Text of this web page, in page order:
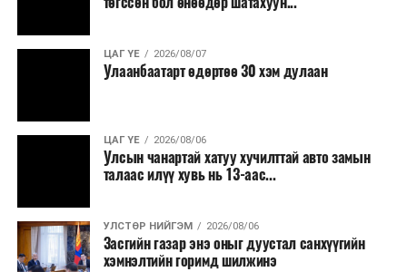
салбар бүрдээ урсгал зардлыг 20 хувиар бууруулах,
нөхөн томилгоо хийхгүй байх, аялал, амралт, зугаалга,
хамт олны урлаг, спортын арга хэмжээг зохион
байгуулахгүй байх, төрийн албанд шинэ орон тоо бий
сургалтыг цахим хэлбэрт шилжүүлэх, төрийн албан
хаагчдыг зарим өдрүүдэд цахимаар ажиллуулах арга
хэмжээг үргэлжлүүлэхийг үүрэг болголоо.
Төсвийн сахилга бат сайжирч, эдийн засгийн нөхцөл
байдал хэвийн болсон тохиолдолд эдгээр
хязгаарлалтыг үе шаттайгаар сулруулах юм.
ЦАГ ҮЕ 2026/08/07
Улаанбаатарт өдөртөө 30 хэм дулаан
ЦАГ ҮЕ 2026/08/06
Улсын чанартай хатуу хучилттай авто замын
талаас илүү хувь нь 13-аас...
УЛСТӨР НИЙГЭМ 2026/08/06
Засгийн газар энэ оныг дуустал санхүүгийн
хэмнэлтийн горимд шилжинэ